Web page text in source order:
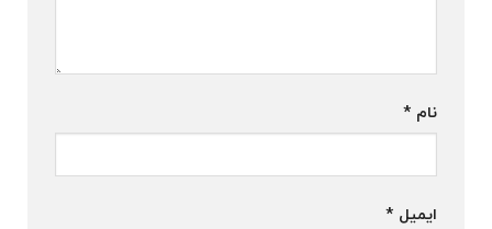
نام*
ایمیل*